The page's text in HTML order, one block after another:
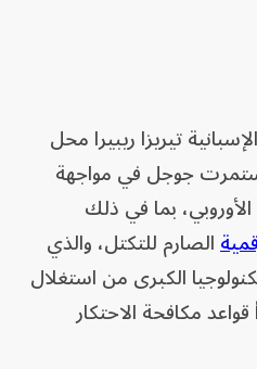
تيريزا ريبيرا محل
في عام 2024، استمرت جوجل في مواجهة
بما في ذلك
الصارم للتكتل، والذي
الكبرى من استغلال
مكافحة الاحتكار